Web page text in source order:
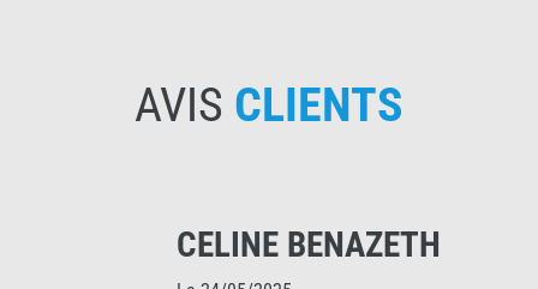
AVIS CLIENTS
CELINE BENAZETH